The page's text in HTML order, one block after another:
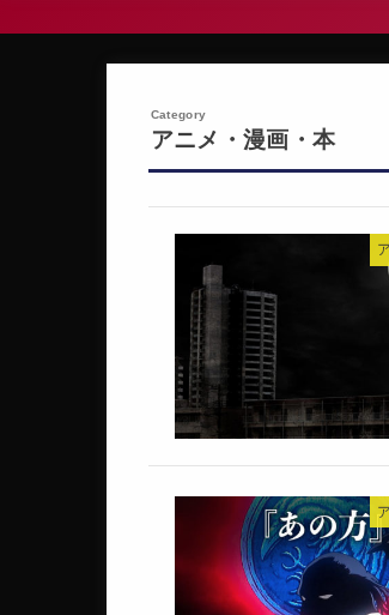
アニメ・漫画・本